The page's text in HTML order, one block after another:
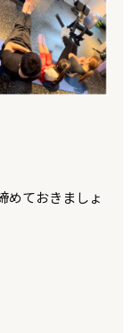
めておきましょ